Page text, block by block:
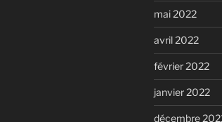
mai 2022
avril 2022
février 2022
janvier 2022
décembre